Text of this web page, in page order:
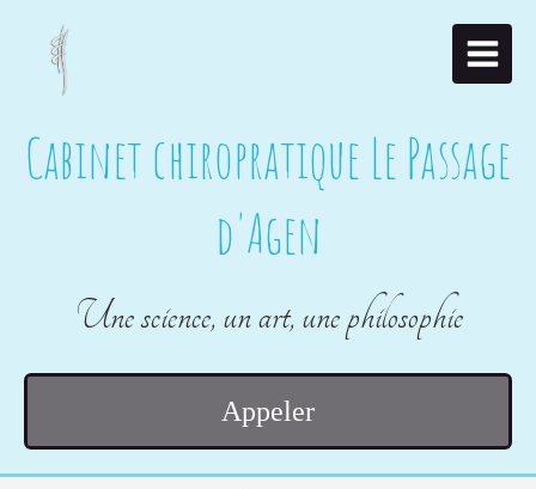
Cabinet chiropratique Le Passage
d'Agen
Une science, un art, une philosophie
Appeler